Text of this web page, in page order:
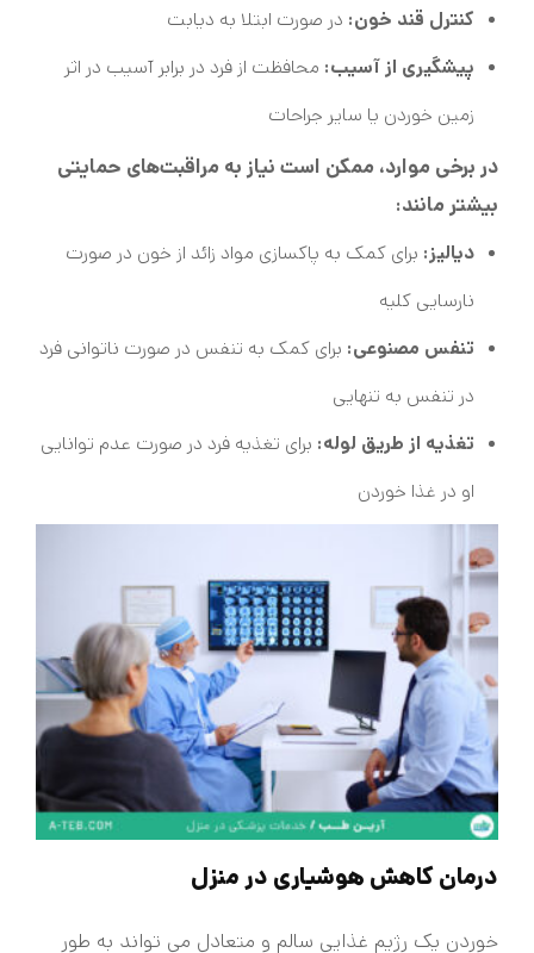
کنترل قند خون: در صورت ابتلا به دیابت
پیشگیری از آسیب: محافظت از فرد در برابر آسیب در اثر
زمین خوردن یا سایر جراحات
در برخی موارد، ممکن است نیاز به مراقبت‌های حمایتی
بیشتر مانند:
دیالیز: برای کمک به پاکسازی مواد زائد از خون در صورت
نارسایی کلیه
تنفس مصنوعی: برای کمک به تنفس در صورت ناتوانی فرد
در تنفس به تنهایی
تغذیه از طریق لوله: برای تغذیه فرد در صورت عدم توانایی
او در غذا خوردن
درمان کاهش هوشیاری در منزل
خوردن یک رژیم غذایی سالم و متعادل می تواند به طور